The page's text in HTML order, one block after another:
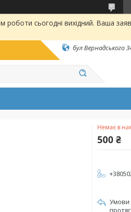
роботи сьогодні вихідний. Ваша
бул Вернадського
Немає в
500 ₴